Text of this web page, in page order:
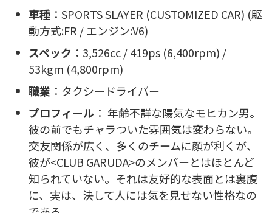
車種 ：SPORTS SLAYER (CUSTOMIZED CAR) (駆
動方式:FR / エンジン:V6)
スペック ：3,526cc / 419ps (6,400rpm) /
53kgm (4,800rpm)
職業 ：タクシードライバー
プロフィール ： 年齢不詳な陽気なモヒカン男。
彼の前でもチャラついた雰囲気は変わらない。
交友関係が広く、多くのチームに顔が利くが、
彼が<CLUB GARUDA>のメンバーとはほとんど
知られていない。それは友好的な表面とは裏腹
に、実は、決して人には気を見せない性格なの